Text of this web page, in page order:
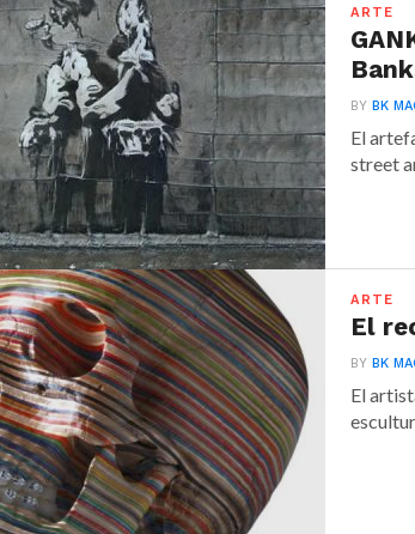
ARTE
BYBK
El
street
ARTE
El
BYBK
El